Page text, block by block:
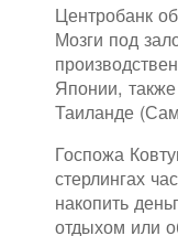
Центробанк
Мозги под
Японии,
Таиланде
Госпожа
стерлингах
накопить
отдыхом или